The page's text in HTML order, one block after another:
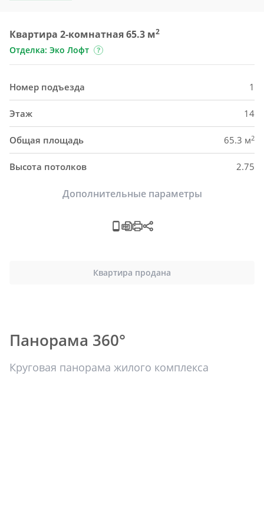
Квартира 2-комнатная 65.3 м2
Отделка: Эко Лофт
Номер подъезда 1
Этаж 14
Общая площадь 65.3 м2
Высота потолков 2.75
Дополнительные параметры
Квартира продана
Панорама 360°
Круговая панорама жилого комплекса